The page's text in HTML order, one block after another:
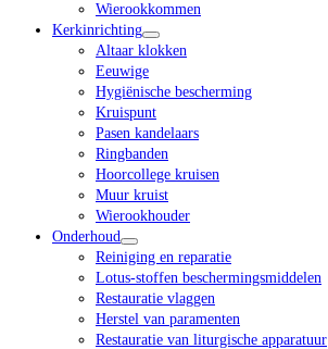
Wierookkommen
Kerkinrichting
Altaar klokken
Eeuwige
Hygiënische bescherming
Kruispunt
Pasen kandelaars
Ringbanden
Hoorcollege kruisen
Muur kruist
Wierookhouder
Onderhoud
Reiniging en reparatie
Lotus-stoffen beschermingsmiddelen
Restauratie vlaggen
Herstel van paramenten
Restauratie van liturgische apparatuur